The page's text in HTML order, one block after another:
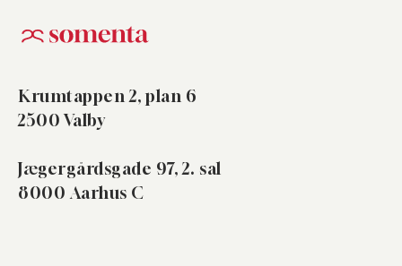
Krumtappen 2, plan 6
2500 Valby
Jægergårdsgade 97, 2. sal
8000 Aarhus C